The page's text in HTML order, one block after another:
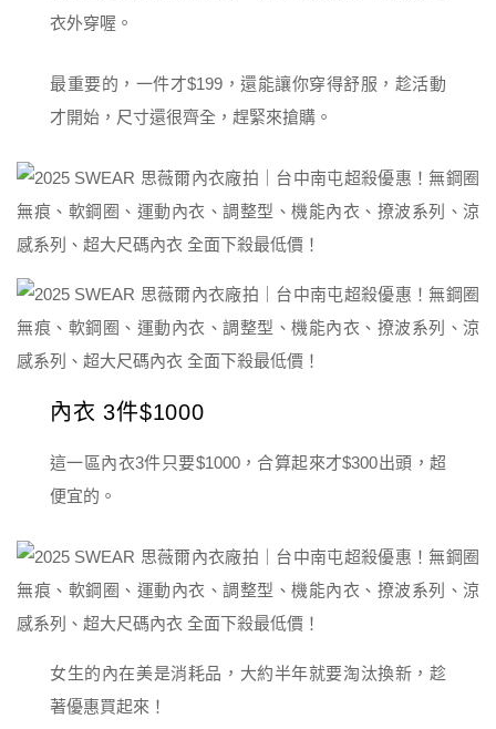
衣外穿喔。
最重要的，一件才$199，還能讓你穿得舒服，趁活動
才開始，尺寸還很齊全，趕緊來搶購。
內衣 3件$1000
這一區內衣3件只要$1000，合算起來才$300出頭，超
便宜的。
女生的內在美是消耗品，大約半年就要淘汰換新，趁
著優惠買起來！